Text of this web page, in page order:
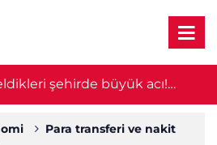
şehirde büyük acı!
yaşındaki kardeşin durumu
Para transferi ve nakit